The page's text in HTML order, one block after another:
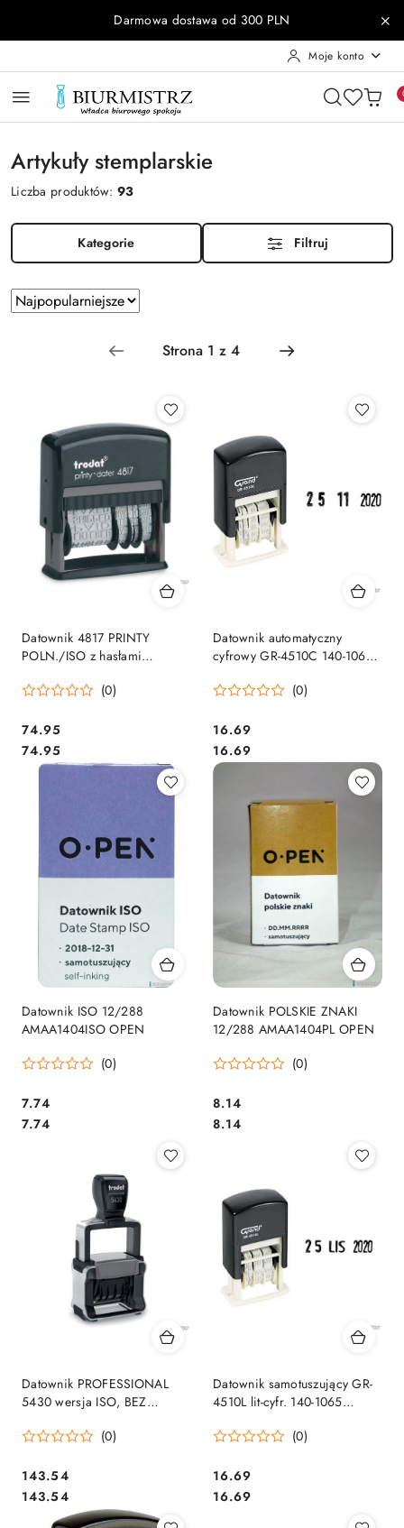
Przejdź do treści głównej
Przejdź do wyszukiwarki
Przejdź do moje konto
Przejdź do menu głównego
Przejdź do stopkiDarmowa dostawa od 300 PLN
Moje konto
Artykuły stemplarskie
Liczba produktów:93
Kategorie Filtruj
Zastosowano
sortowanie:
Najpopularniejsze.
Sortuj
według
Datownik 4817 PRINTY
POLN./ISO z hasłami
samotuszujący, bez wkładki,
(0)
Cena:
74.95
Cena:
74.95
Datownik automatyczny
cyfrowy GR-4510C 140-1064
(0)
Cena:
16.69
Cena:
16.69
Datownik ISO 12/288
AMAA1404ISO OPEN
(0)
Cena:
7.74
Cena:
7.74
Datownik POLSKIE ZNAKI
12/288 AMAA1404PL OPEN
(0)
Cena:
8.14
Cena:
8.14
Datownik PROFESSIONAL
5430 wersja ISO, BEZ
TRODAT
(0)
Cena:
143.54
Cena:
143.54
Datownik samotuszujący GR-
4510L lit-cyfr. 140-1065
(0)
Cena:
16.69
Cena:
16.69